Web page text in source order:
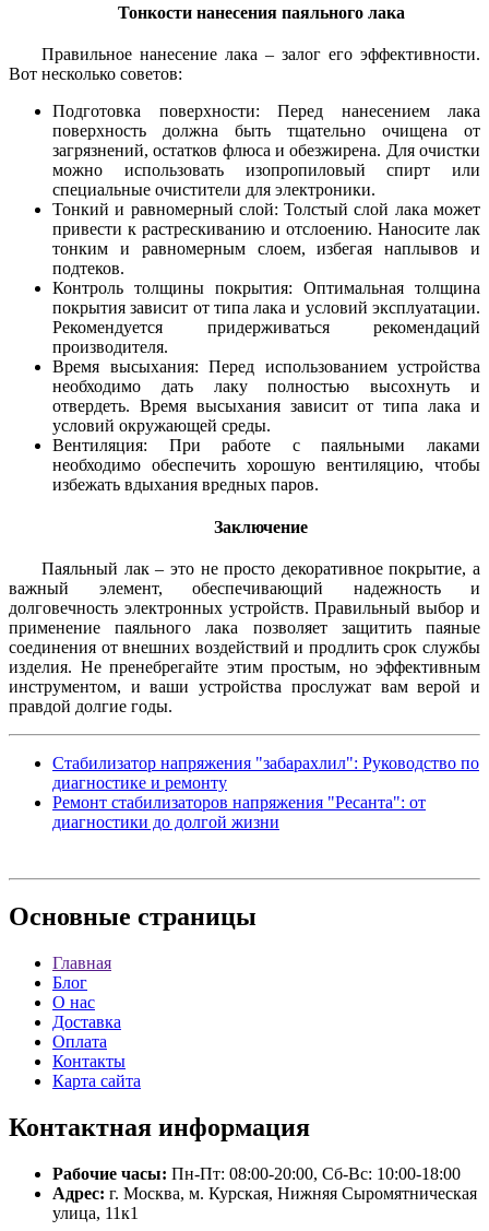
Тонкости нанесения паяльного лака
Правильное нанесение лака – залог его эффективности.
Вот несколько советов:
Подготовка поверхности: Перед нанесением лака
поверхность должна быть тщательно очищена от
загрязнений, остатков флюса и обезжирена. Для очистки
можно использовать изопропиловый спирт или
специальные очистители для электроники.
Тонкий и равномерный слой: Толстый слой лака может
привести к растрескиванию и отслоению. Наносите лак
тонким и равномерным слоем, избегая наплывов и
подтеков.
Контроль толщины покрытия: Оптимальная толщина
покрытия зависит от типа лака и условий эксплуатации.
Рекомендуется придерживаться рекомендаций
производителя.
Время высыхания: Перед использованием устройства
необходимо дать лаку полностью высохнуть и
отвердеть. Время высыхания зависит от типа лака и
условий окружающей среды.
Вентиляция: При работе с паяльными лаками
необходимо обеспечить хорошую вентиляцию, чтобы
избежать вдыхания вредных паров.
Заключение
Паяльный лак – это не просто декоративное покрытие, а
важный элемент, обеспечивающий надежность и
долговечность электронных устройств. Правильный выбор и
применение паяльного лака позволяет защитить паяные
соединения от внешних воздействий и продлить срок службы
изделия. Не пренебрегайте этим простым, но эффективным
инструментом, и ваши устройства прослужат вам верой и
правдой долгие годы.
Стабилизатор напряжения "забарахлил": Руководство по
диагностике и ремонту
Ремонт стабилизаторов напряжения "Ресанта": от
диагностики до долгой жизни
Основные страницы
Главная
Блог
О нас
Доставка
Оплата
Контакты
Карта сайта
Контактная информация
Рабочие часы: Пн-Пт: 08:00-20:00, Сб-Вс: 10:00-18:00
Адрес: г. Москва, м. Курская, Нижняя Сыромятническая
улица, 11к1